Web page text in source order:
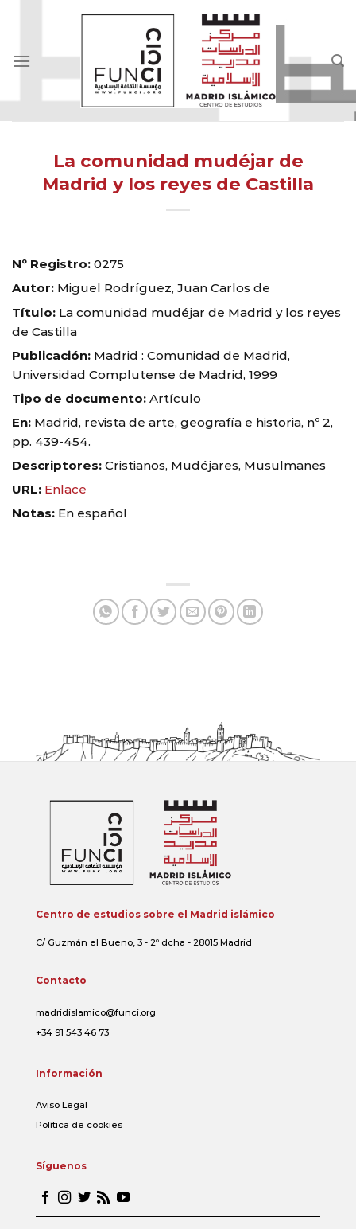
La comunidad mudéjar de
Madrid y los reyes de Castilla
Nº Registro: 0275
Autor: Miguel Rodríguez, Juan Carlos de
Título: La comunidad mudéjar de Madrid y los reyes
de Castilla
Publicación: Madrid : Comunidad de Madrid,
Universidad Complutense de Madrid, 1999
Tipo de documento: Artículo
En: Madrid, revista de arte, geografía e historia, nº 2,
pp. 439-454.
Descriptores: Cristianos, Mudéjares, Musulmanes
URL: Enlace
Notas: En español
Centro de estudios sobre el Madrid islámico
C/ Guzmán el Bueno, 3 - 2º dcha - 28015 Madrid
Contacto
madridislamico@funci.org
+34 91 543 46 73
Información
Aviso Legal
Política de cookies
Síguenos